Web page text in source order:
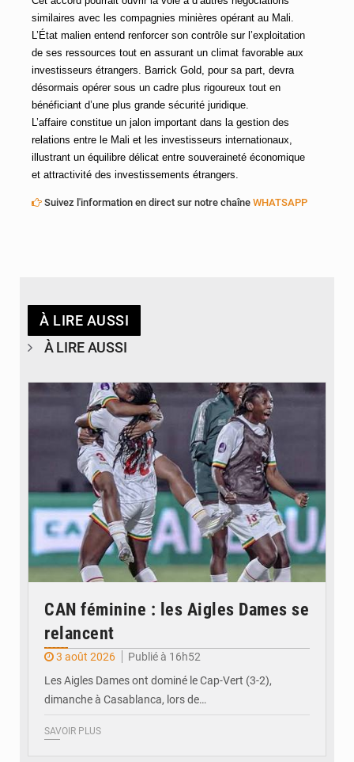
similaires avec les compagnies minières opérant au Mali.
L’État malien entend renforcer son contrôle sur l’exploitation
de ses ressources tout en assurant un climat favorable aux
investisseurs étrangers. Barrick Gold, pour sa part, devra
désormais opérer sous un cadre plus rigoureux tout en
bénéficiant d’une plus grande sécurité juridique.
L’affaire constitue un jalon important dans la gestion des
relations entre le Mali et les investisseurs internationaux,
illustrant un équilibre délicat entre souveraineté économique
et attractivité des investissements étrangers.
Suivez l'information en direct sur notre chaîne WHATSAPP
À LIRE AUSSI
À LIRE AUSSI
© FEMAFOOT
CAN féminine : les Aigles Dames se
relancent
3 août 2026
Publié à 16h52
Les Aigles Dames ont dominé le Cap-Vert (3-2),
dimanche à Casablanca, lors de…
SAVOIR PLUS